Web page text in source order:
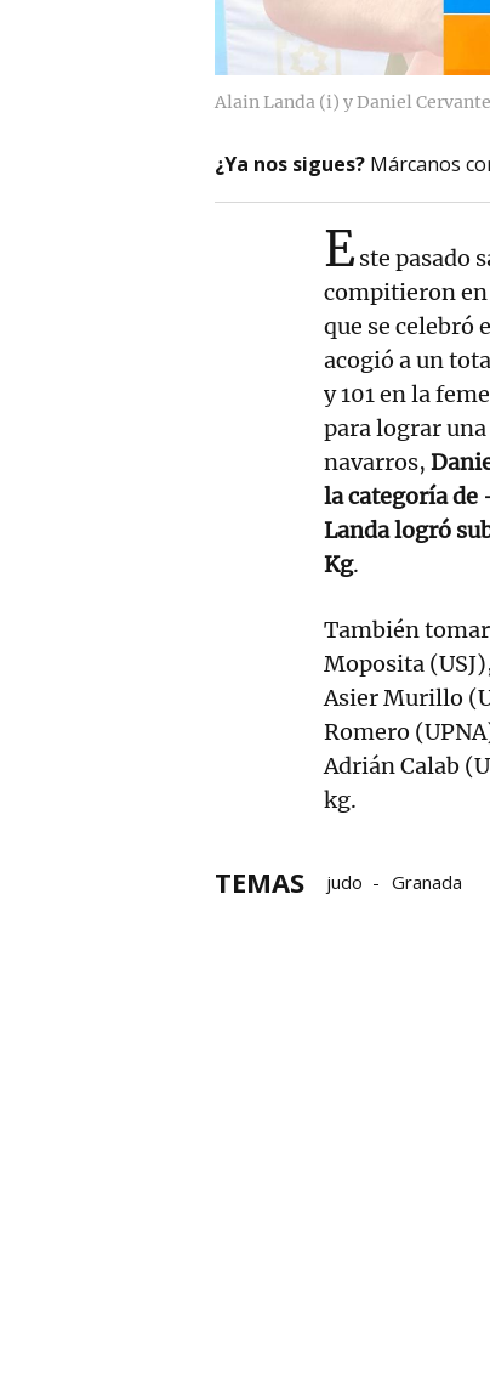
Alain Landa (i) y Daniel
¿Ya nos sigues? Márcanos
Este pasado
compitieron
que se celebró
acogió a un
y 101 en la
para lograr
navarros,
la categoría de
Landa logró
Kg.
También
Moposita
Asier Murillo
Romero
Adrián Calab
kg.
TEMAS judo Granada